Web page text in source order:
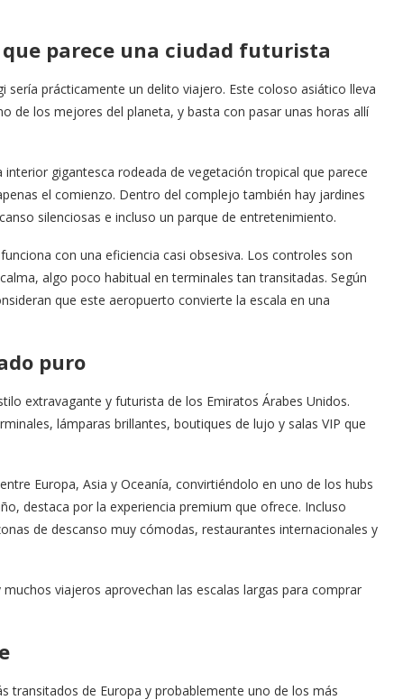
parece una ciudad futurista
prácticamente un delito viajero. Este coloso asiático lleva
de los mejores del planeta, y basta con pasar unas horas allí
gigantesca rodeada de vegetación tropical que parece
el comienzo. Dentro del complejo también hay jardines
silenciosas e incluso un parque de entretenimiento.
con una eficiencia casi obsesiva. Los controles son
algo poco habitual en terminales tan transitadas. Según
que este aeropuerto convierte la escala en una
puro
extravagante y futurista de los Emiratos Árabes Unidos.
lámparas brillantes, boutiques de lujo y salas VIP que
Europa, Asia y Oceanía, convirtiéndolo en uno de los hubs
destaca por la experiencia premium que ofrece. Incluso
de descanso muy cómodas, restaurantes internacionales y
viajeros aprovechan las escalas largas para comprar
transitados de Europa y probablemente uno de los más